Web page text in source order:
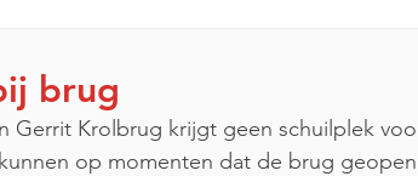
brug
Gerrit Krolbrug krijgt geen schuilplek
op momenten dat de brug